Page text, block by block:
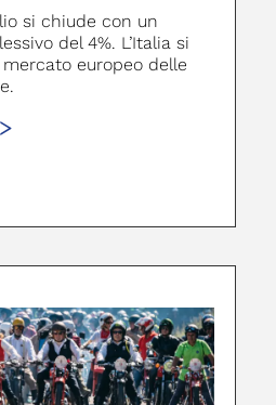
si chiude con un
del 4%. L’Italia si
europeo delle